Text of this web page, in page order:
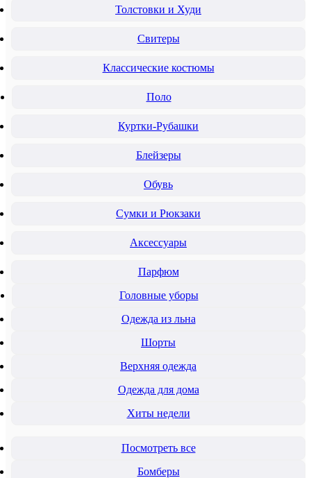
Толстовки и Худи
Свитеры
Классические костюмы
Поло
Куртки-Рубашки
Блейзеры
Обувь
Сумки и Рюкзаки
Аксессуары
Парфюм
Головные уборы
Одежда из льна
Шорты
Верхняя одежда
Одежда для дома
Хиты недели
Посмотреть все
Бомберы